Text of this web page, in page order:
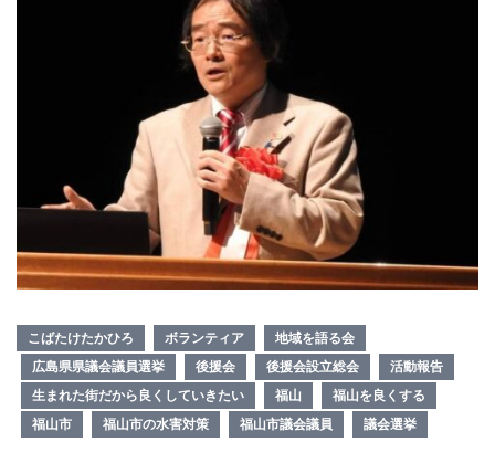
こばたけたかひろ ボランティア
地域を語る会
広島県県議会議員選挙
後援会 後援会設立総会
活動報告
生まれた街だから良くしていきたい
福山
福山を良くする
福山市
福山市の水害対策 福山市議会議員 議会選挙